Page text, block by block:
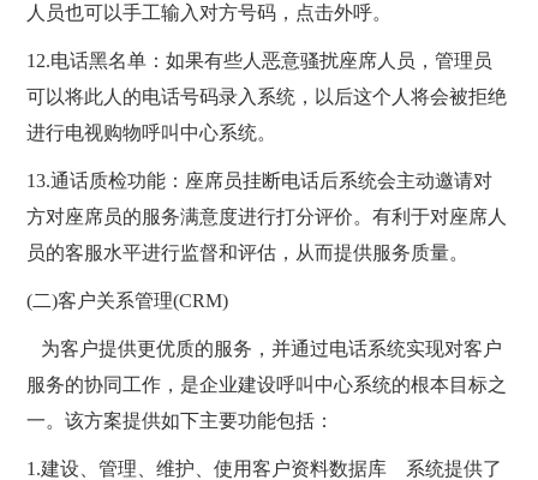
人员也可以手工输入对方号码，点击外呼。
12.电话黑名单：如果有些人恶意骚扰座席人员，管理员
可以将此人的电话号码录入系统，以后这个人将会被拒绝
进行电视购物呼叫中心系统。
13.通话质检功能：座席员挂断电话后系统会主动邀请对
方对座席员的服务满意度进行打分评价。有利于对座席人
员的客服水平进行监督和评估，从而提供服务质量。
(二)客户关系管理(CRM)
为客户提供更优质的服务，并通过电话系统实现对客户
服务的协同工作，是企业建设呼叫中心系统的根本目标之
一。该方案提供如下主要功能包括：
1.建设、管理、维护、使用客户资料数据库 系统提供了